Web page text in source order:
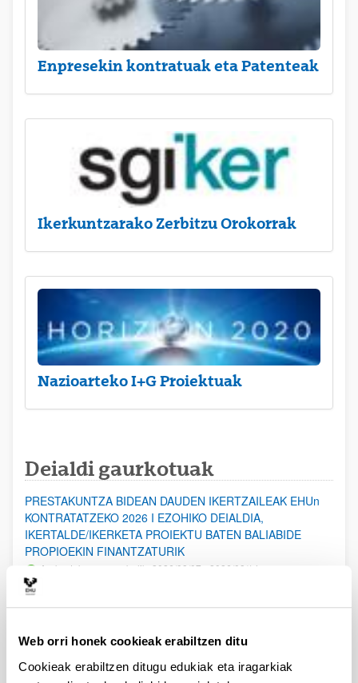
Web orri honek cookieak erabiltzen ditu
Cookieak erabiltzen ditugu edukiak eta iragarkiak
Enpresekin kontratuak eta Patenteak
Ikerkuntzarako Zerbitzu Orokorrak
Nazioarteko I+G Proiektuak
Deialdi gaurkotuak
PRESTAKUNTZA BIDEAN DAUDEN IKERTZAILEAK EHUn
KONTRATATZEKO 2026 I EZOHIKO DEIALDIA,
IKERTALDE/IKERKETA PROIEKTU BATEN BALIABIDE
PROPIOEKIN FINANTZATURIK
Aurkezteko epea zabalik: 2026/08/07 - 2026/08/14
erosi eta berritzeko laguntzak 2026
Izapide irekia